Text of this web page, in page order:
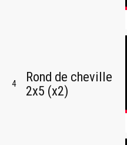
4
Rond de cheville
2x5 (x2)